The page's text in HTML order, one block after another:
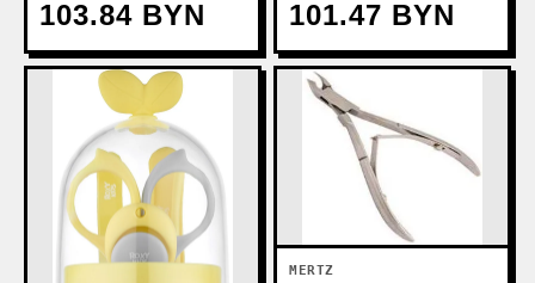
103.84 BYN 101.47 BYN
MERTZ